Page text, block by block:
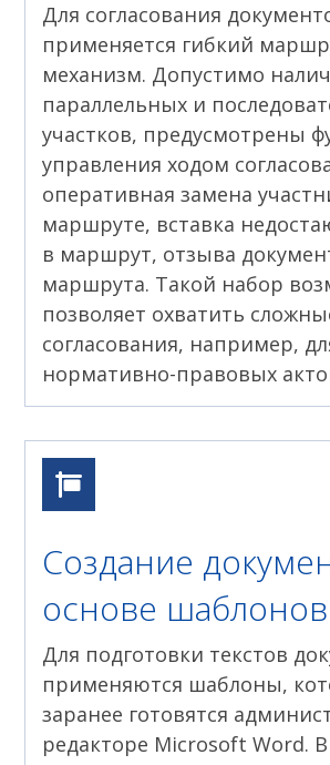
Для согласования
применяется гибкий
механизм. Допустимо
параллельных и
участков, предусмотрены
управления ходом
оперативная замена
маршруте, вставка
в маршрут, отзыва
маршрута. Такой набор
позволяет охватить
согласования, например,
нормативно-правовых
Создание
основе шаблонов
Для подготовки текстов
применяются шаблоны,
заранее готовятся
редакторе Microsoft Word.